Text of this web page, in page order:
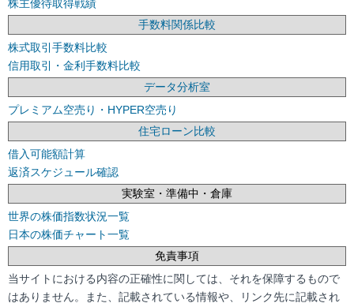
株主優待取得戦績
手数料関係比較
株式取引手数料比較
信用取引・金利手数料比較
データ分析室
プレミアム空売り・HYPER空売り
住宅ローン比較
借入可能額計算
返済スケジュール確認
実験室・準備中・倉庫
世界の株価指数状況一覧
日本の株価チャート一覧
免責事項
当サイトにおける内容の正確性に関しては、それを保障するもので
はありません。また、記載されている情報や、リンク先に記載され